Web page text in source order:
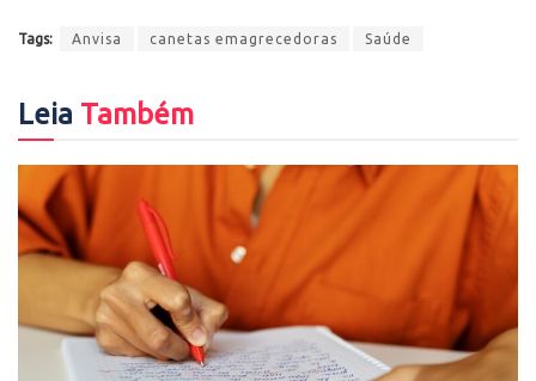
Tags: Anvisa canetas emagrecedoras Saúde
Leia Também